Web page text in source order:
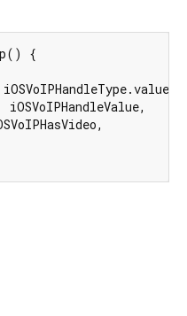
{
iOSVoIPHandleValue,